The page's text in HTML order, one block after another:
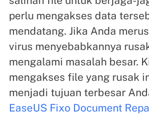
perlu mengakses data
mendatang. Jika Anda
virus menyebabkannya
mengalami masalah besar.
mengakses file yang rusak
menjadi tujuan terbesar
EaseUS Fixo Document